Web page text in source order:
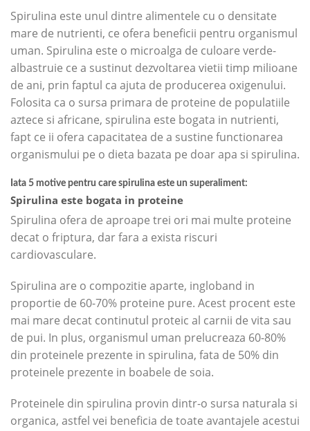
Spirulina este unul dintre alimentele cu o densitate
mare de nutrienti, ce ofera beneficii pentru organismul
uman. Spirulina este o microalga de culoare verde-
albastruie ce a sustinut dezvoltarea vietii timp milioane
de ani, prin faptul ca ajuta de producerea oxigenului.
Folosita ca o sursa primara de proteine de populatiile
aztece si africane, spirulina este bogata in nutrienti,
fapt ce ii ofera capacitatea de a sustine functionarea
organismului pe o dieta bazata pe doar apa si spirulina.
Iata 5 motive pentru care spirulina este un superaliment:
Spirulina este bogata in proteine
Spirulina ofera de aproape trei ori mai multe proteine
decat o friptura, dar fara a exista riscuri
cardiovasculare.
Spirulina are o compozitie aparte, ingloband in
proportie de 60-70% proteine pure. Acest procent este
mai mare decat continutul proteic al carnii de vita sau
de pui. In plus, organismul uman prelucreaza 60-80%
din proteinele prezente in spirulina, fata de 50% din
proteinele prezente in boabele de soia.
Proteinele din spirulina provin dintr-o sursa naturala si
organica, astfel vei beneficia de toate avantajele acestui